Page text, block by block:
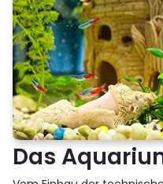
Das